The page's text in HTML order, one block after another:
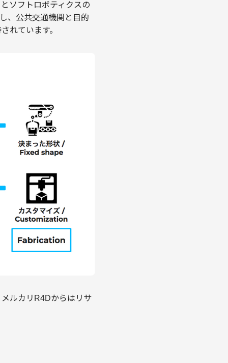
ソフトロボティクスの
、公共交通機関と目的
れています。
ルカリR4Dからはリサ